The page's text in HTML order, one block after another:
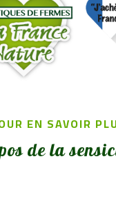
EN SAVOIR
de la